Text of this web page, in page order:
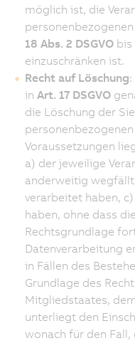
möglich ist, die
18 Abs. 2 DSGVO bis
einzuschränken ist.
Recht auf Löschung
in Art. 17 DSGVO
die Löschung der
Voraussetzungen
a) der jeweilige
anderweitig
verarbeitet haben,
haben, ohne dass
Rechtsgrundlage
Datenverarbeitung
in Fällen des
Grundlage des
Mitgliedstaates,
unterliegt den
wonach für den Fall,